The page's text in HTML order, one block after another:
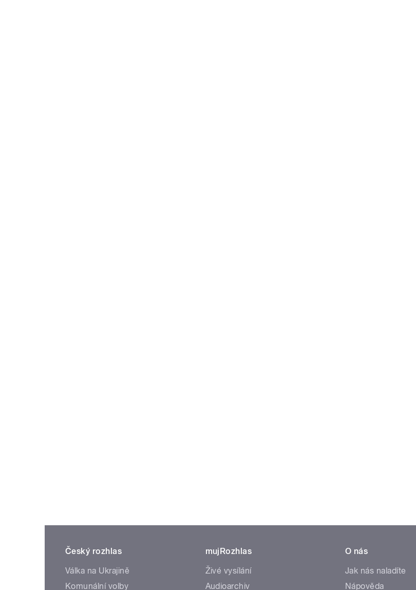
Český rozhlas
Válka na Ukrajině
Komunální volby
mujRozhlas
Živé vysílání
Audioarchiv
O nás
Jak nás naladíte
Nápověda